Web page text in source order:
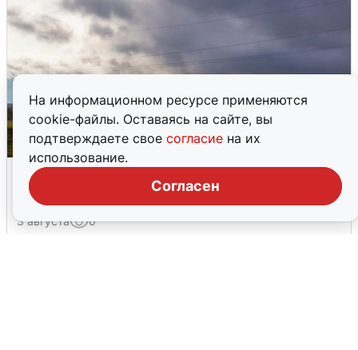
На информационном ресурсе применяются
cookie-файлы. Оставаясь на сайте, вы
подтверждаете свое согласие на их
использование.
Согласен
Над ХМАО впервые сбили
беспилотники
3 августа 0